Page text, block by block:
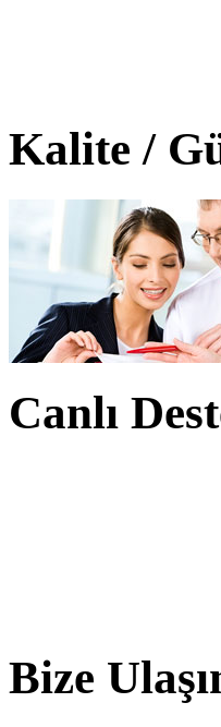
Kalite /
Canlı
Bize